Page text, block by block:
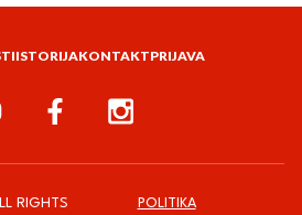
ISTORIJAKONTAKTPRIJAVA
RIGHTS POLITIKA